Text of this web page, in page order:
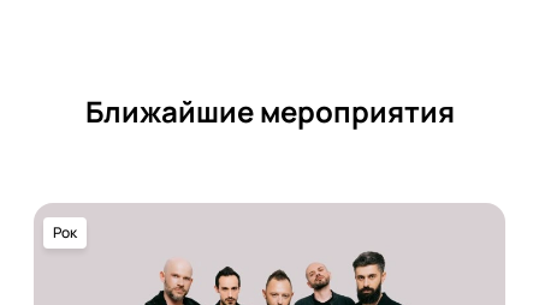
Ближайшие мероприятия
Рок